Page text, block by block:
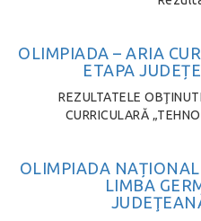
OLIMPIADA – ARIA
ETAPA
REZULTATELE
CURRICULARĂ
OLIMPIADA
LIMBA